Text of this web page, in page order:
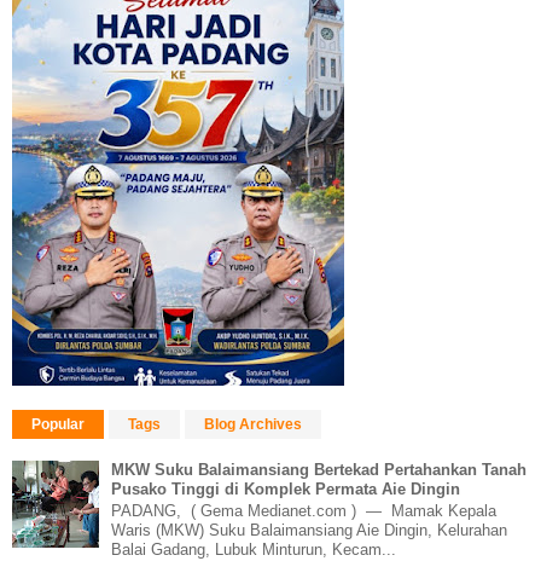
Popular Tags Blog Archives
MKW Suku Balaimansiang Bertekad Pertahankan Tanah
Pusako Tinggi di Komplek Permata Aie Dingin
PADANG, ( Gema Medianet.com ) — Mamak Kepala
Waris (MKW) Suku Balaimansiang Aie Dingin, Kelurahan
Balai Gadang, Lubuk Minturun, Kecam...